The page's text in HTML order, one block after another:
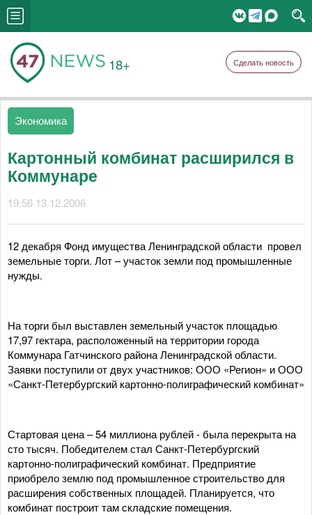
18+ Сделать новость
Экономика
Картонный комбинат расширился в
Коммунаре
19:56 13.12.2006
12 декабря Фонд имущества Ленинградской области провел
земельные торги. Лот – участок земли под промышленные
нужды.
На торги был выставлен земельный участок площадью
17,97 гектара, расположенный на территории города
Коммунара Гатчинского района Ленинградской области.
Заявки поступили от двух участников: ООО «Регион» и ООО
«Санкт-Петербургский картонно-полиграфический комбинат»
Стартовая цена – 54 миллиона рублей - была перекрыта на
сто тысяч. Победителем стал Санкт-Петербургский
картонно-полиграфический комбинат. Предприятие
приобрело землю под промышленное строительство для
расширения собственных площадей. Планируется, что
комбинат построит там складские помещения.